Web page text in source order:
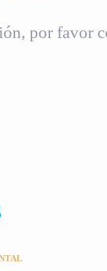
por favor